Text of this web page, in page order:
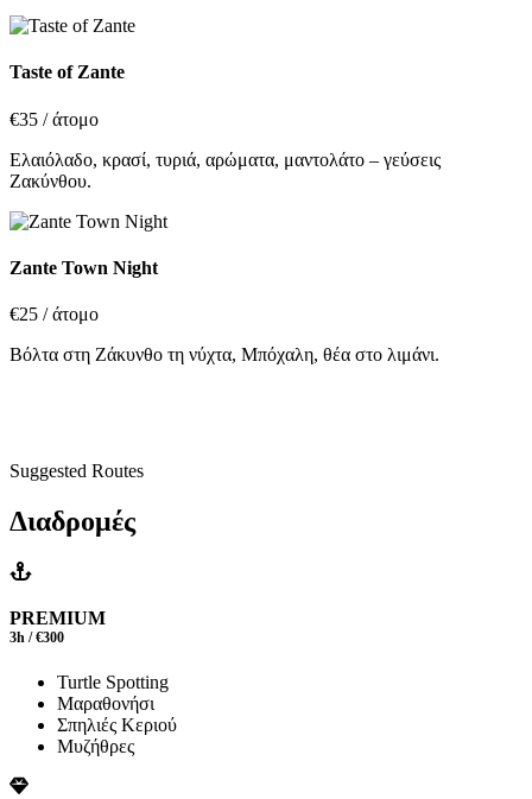
Taste of Zante
€35 / άτομο
Ελαιόλαδο, κρασί, τυριά, αρώματα, μαντολάτο – γεύσεις
Ζακύνθου.
Zante Town Night
€25 / άτομο
Βόλτα στη Ζάκυνθο τη νύχτα, Μπόχαλη, θέα στο λιμάνι.
Suggested Routes
Διαδρομές
PREMIUM
3h / €300
Turtle Spotting
Μαραθονήσι
Σπηλιές Κεριού
Μυζήθρες